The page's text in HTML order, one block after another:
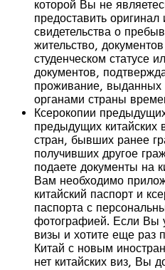
которой Вы не
предоставить
свидетельства о
жительство,
студенческом статусе
документов,
проживание, выданных
органами страны
Ксерокопии
предыдущих китайских
стран, бывших ранее
получивших другое
подаете документы на
Вам необходимо
китайский паспорт и
паспорта с
фотографией. Если Вы
визы и хотите еще раз
Китай с новым
нет китайских виз, Вы